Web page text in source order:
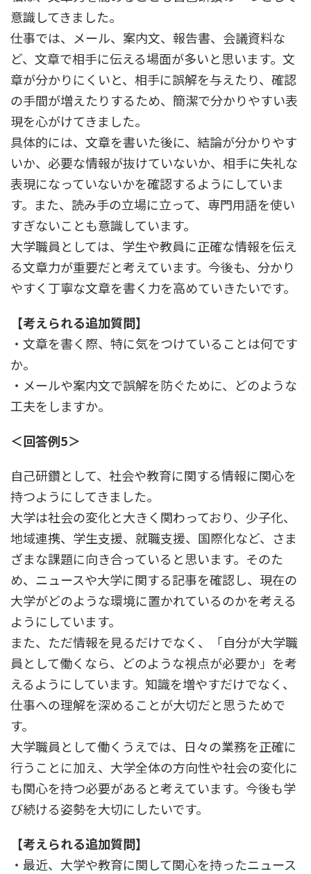
意識してきました。
仕事では、メール、案内文、報告書、会議資料な
ど、文章で相手に伝える場面が多いと思います。文
章が分かりにくいと、相手に誤解を与えたり、確認
の手間が増えたりするため、簡潔で分かりやすい表
現を心がけてきました。
具体的には、文章を書いた後に、結論が分かりやす
いか、必要な情報が抜けていないか、相手に失礼な
表現になっていないかを確認するようにしていま
す。また、読み手の立場に立って、専門用語を使い
すぎないことも意識しています。
大学職員としては、学生や教員に正確な情報を伝え
る文章力が重要だと考えています。今後も、分かり
やすく丁寧な文章を書く力を高めていきたいです。
【考えられる追加質問】
・文章を書く際、特に気をつけていることは何です
か。
・メールや案内文で誤解を防ぐために、どのような
工夫をしますか。
＜回答例5＞
自己研鑽として、社会や教育に関する情報に関心を
持つようにしてきました。
大学は社会の変化と大きく関わっており、少子化、
地域連携、学生支援、就職支援、国際化など、さま
ざまな課題に向き合っていると思います。そのた
め、ニュースや大学に関する記事を確認し、現在の
大学がどのような環境に置かれているのかを考える
ようにしています。
また、ただ情報を見るだけでなく、「自分が大学職
員として働くなら、どのような視点が必要か」を考
えるようにしています。知識を増やすだけでなく、
仕事への理解を深めることが大切だと思うためで
す。
大学職員として働くうえでは、日々の業務を正確に
行うことに加え、大学全体の方向性や社会の変化に
も関心を持つ必要があると考えています。今後も学
び続ける姿勢を大切にしたいです。
【考えられる追加質問】
・最近、大学や教育に関して関心を持ったニュース